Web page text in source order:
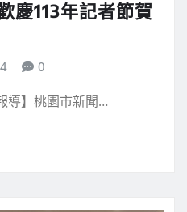
慶113年記者節賀
0
導】桃園市新聞…